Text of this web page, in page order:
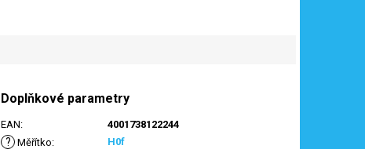
Doplňkové parametry
EAN: 4001738122244
? Měřítko: H0f